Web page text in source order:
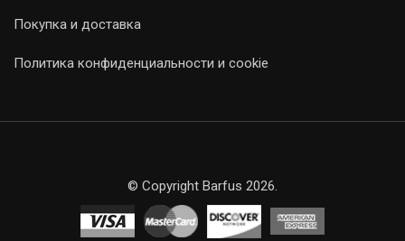
Покупка и доставка
Политика конфиденциальности и cookie
© Copyright Barfus 2026.